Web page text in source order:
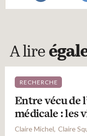
A lire
RECHERCHE
Entre vécu de
médicale : les
Claire Michel Claire